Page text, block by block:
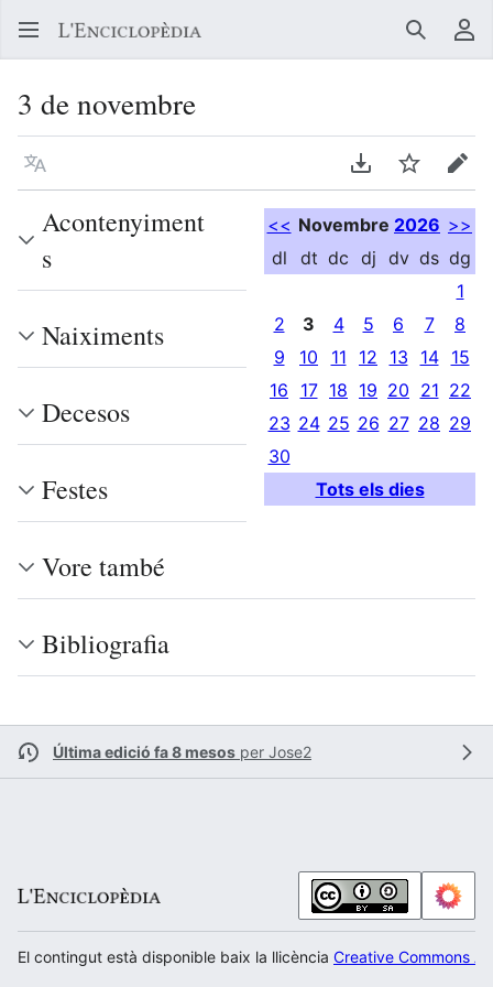
Buscar
3 de novembre
Llegir en un atre idioma Descarregar en
Vigilar
<< Novembre 2026 >>
dl
dt dc dj dv ds dg
1
2
3 4 5 6 7
8
9
10 11 12 13 14
15
16
17 18 19 20 21 22
23 24 25 26 27 28 29
30
Tots els dies
Acontenyiment
s
Naiximents
Decesos
Festes
Vore també
Bibliografia
Última edició fa 8 mesos per Jose2
El contingut està disponible baix la llicència Creative Commons